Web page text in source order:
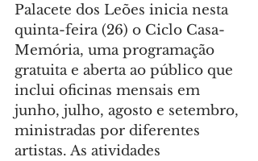
Palacete dos Leões inicia nesta
quinta-feira (26) o Ciclo Casa-
Memória, uma programação
gratuita e aberta ao público que
inclui oficinas mensais em
junho, julho, agosto e setembro,
ministradas por diferentes
artistas. As atividades